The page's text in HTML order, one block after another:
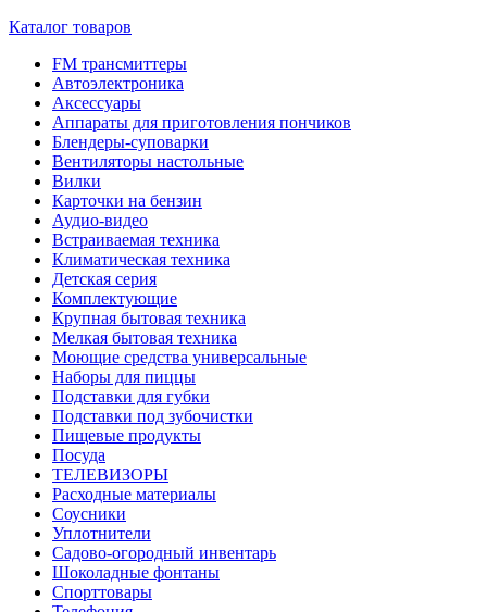
Каталог товаров
FM трансмиттеры
Автоэлектроника
Аксессуары
Аппараты для приготовления пончиков
Блендеры-суповарки
Вентиляторы настольные
Вилки
Карточки на бензин
Аудио-видео
Встраиваемая техника
Климатическая техника
Детская серия
Комплектующие
Крупная бытовая техника
Мелкая бытовая техника
Моющие средства универсальные
Наборы для пиццы
Подставки для губки
Подставки под зубочистки
Пищевые продукты
Посуда
ТЕЛЕВИЗОРЫ
Расходные материалы
Соусники
Уплотнители
Садово-огородный инвентарь
Шоколадные фонтаны
Спорттовары